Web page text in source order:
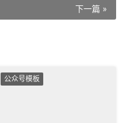
下一篇 »
公众号模板